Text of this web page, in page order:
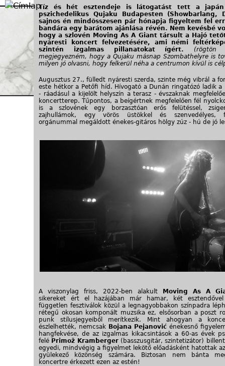
Jump to navigation
Tíz és hét esztendeje is látogatást tett a
pszichedelikus Qujaku Budapesten (Showbarlang,
sajnos én mindösszesen pár hónapja figyeltem fel
bandára egy barátom ajánlása révén. Nem kevésbé
hogy a szlovén Moving As A Giant társult a Hajó
nyáresti koncert felvezetésére, ami némi
szintén izgalmas pillanatokat ígért. (rögtön
megjegyezném, hogy a Qujaku másnap Szombathelyre is
milyen jó olvasni, hogy felkerül néha a centrumon kívül is
Augusztus 27., fülledt nyáresti szerda, szinte még vibrál a
este hétkor a Petőfi híd. Hívogató a Dunán ringatózó ladik a
- ráadásul a kijelölt helyszín a terasz - évszaknak
koncertterep. Tűpontos, a beígértnek megfelelően fél
is a szlovének egy borzasztóan erős felütéssel,
zajhullámok, egy vörös üstökkel és szenvedélyes,
orgánummal megáldott énekes-gitáros hölgy zúz - hú de jó
A viszonylag friss, 2022-ben alakult
Moving As A
sikereket ért el hazájában már hamar, két
független fesztiválok közül a legnagyobbakon színpadra
rétegű okosan komponált muzsika ez, elsősorban a poszt
punk stílusjegyeiből merítkezik. Mint ahogyan a
észlelhették, nemcsak Bojana Pejanović énekesnő
hangfekvése, de az izgalmas kikacsintások a 60-as évek
felé Primož Kramberger(basszusgitár, szintetizátor)
egyedi, mindvégig a figyelmet lekötő előadásként hatottak
gyülekező közönség számára. Biztosan nem bánta
koncertre érkezett ezen az estén!